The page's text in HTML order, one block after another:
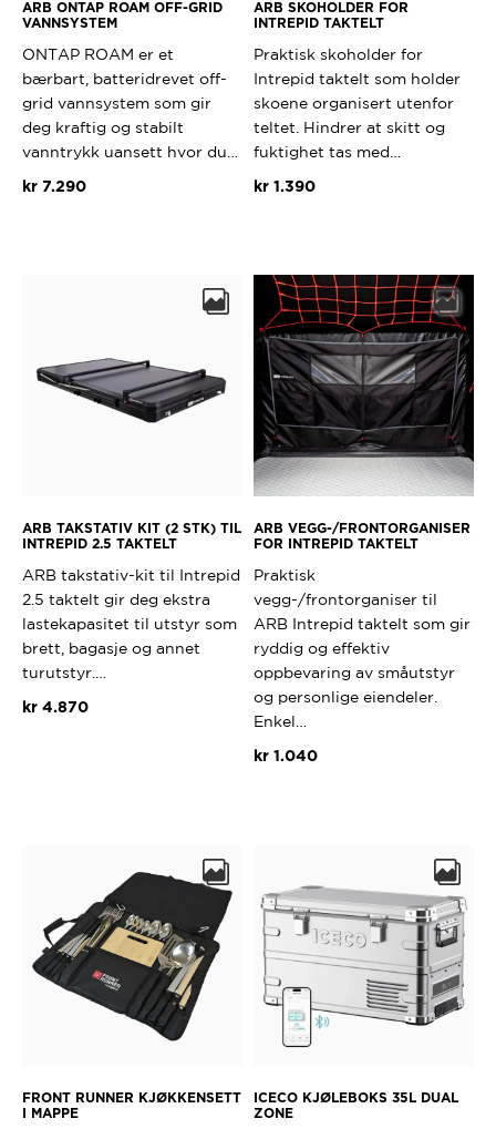
ARB ONTAP ROAM OFF-GRID
VANNSYSTEM
ONTAP ROAM er et
bærbart, batteridrevet off-
grid vannsystem som gir
deg kraftig og stabilt
vanntrykk uansett hvor du…
kr7.290
ARB SKOHOLDER FOR
INTREPID TAKTELT
Praktisk skoholder for
Intrepid taktelt som holder
skoene organisert utenfor
teltet. Hindrer at skitt og
fuktighet tas med…
kr 1.390
ARB TAKSTATIV KIT (2 STK) TIL
INTREPID 2.5 TAKTELT
ARB takstativ-kit til Intrepid
2.5 taktelt gir deg ekstra
lastekapasitet til utstyr som
brett, bagasje og annet
turutstyr.…
kr4.870
ARB VEGG-/FRONTORGANISER
FOR INTREPID TAKTELT
Praktisk
vegg-/frontorganiser til
ARB Intrepid taktelt som gir
ryddig og effektiv
oppbevaring av småutstyr
og personlige eiendeler.
Enkel…
kr 1.040
FRONT RUNNER KJØKKENSETT
I MAPPE
ICECO KJØLEBOKS 35L DUAL
ZONE